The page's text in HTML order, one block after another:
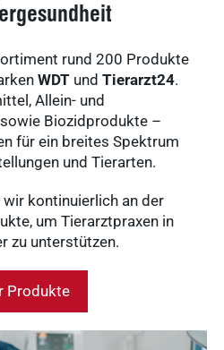
rund 200 Produkte
WDT undTierarzt24.
Allein- und
Biozidprodukte –
für ein breites Spektrum
und Tierarten.
kontinuierlich an der
um Tierarztpraxen in
zu unterstützen.
Produkte